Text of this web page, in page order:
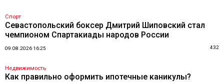
Спорт
Севастопольский боксер Дмитрий Шиповский стал
чемпионом Спартакиады народов России
09.08.2026 16:25 432
Недвижимость
Как правильно оформить ипотечные каникулы?